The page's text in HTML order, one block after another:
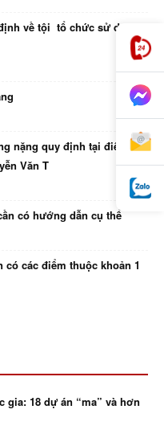
về tội tổ chức sử dụng
nặng quy định tại điểm d
Văn T
có hướng dẫn cụ thể
có các điểm thuộc khoản 1
gia: 18 dự án “ma” và hơn